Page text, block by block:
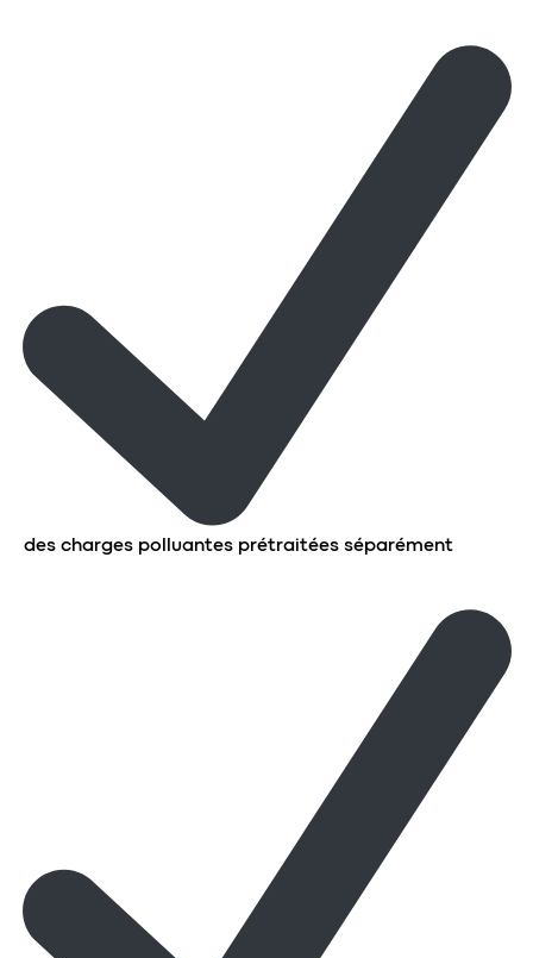
des charges polluantes prétraitées séparément